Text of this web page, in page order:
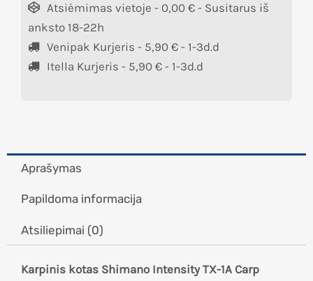
Atsiėmimas vietoje - 0,00 € - Susitarus iš
anksto 18-22h
Venipak Kurjeris - 5,90 € - 1-3d.d
Itella Kurjeris - 5,90 € - 1-3d.d
Aprašymas
Papildoma informacija
Atsiliepimai (0)
Karpinis kotas Shimano Intensity TX-1A Carp